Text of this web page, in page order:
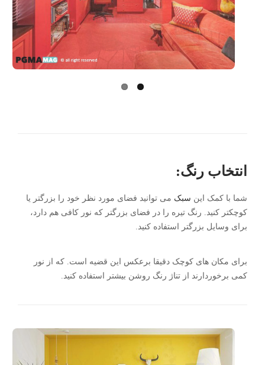
Previo
us
Next
انتخاب رنگ:
شما با کمک این سبک می توانید فضای مورد نظر خود را بزرگتر یا
کوچکتر کنید. رنگ تیره را در فضای بزرگتر که نور کافی هم دارد،
برای وسایل بزرگتر استفاده کنید.
برای مکان های کوچک دقیقا برعکس این قضیه است. که از نور
کمی برخوردارند از تناژ رنگ روشن بیشتر استفاده کنید.